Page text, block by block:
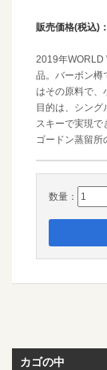
販売価格(税込)：
2019年WORLD
品。バーボン樽
はその原料で、
目的は、シング
スキーで実現で
ゴードン蒸留所
数量：
カゴの中